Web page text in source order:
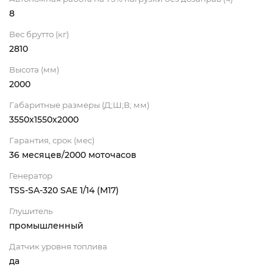
8
Вес брутто (кг)
2810
Высота (мм)
2000
Габаритные размеры (Д;Ш;В; мм)
3550х1550х2000
Гарантия, срок (мес)
36 месяцев/2000 моточасов
Генератор
TSS-SA-320 SAE 1/14 (М17)
Глушитель
промышленный
Датчик уровня топлива
да